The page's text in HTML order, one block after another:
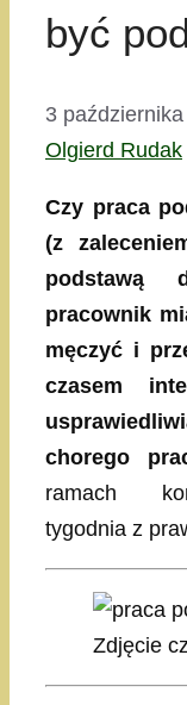
być
3
Olgierd Rudak
Czy praca
(z
pracownik
męczyć i
czasem
chorego
ramach
tygodnia z
Zdjęcie